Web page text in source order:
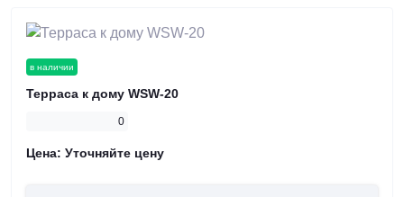
в наличии
Терраса к дому WSW-20
0
Цена: Уточняйте цену